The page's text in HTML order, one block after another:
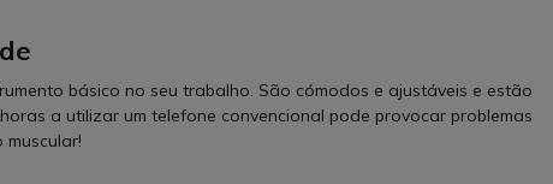
básico no seu trabalho. São cómodos e ajustáveis e estão
a utilizar um telefone convencional pode provocar problemas